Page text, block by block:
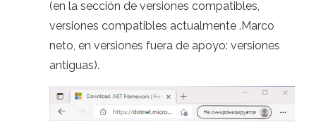
(en la sección de versiones compatibles,
versiones compatibles actualmente .Marco
neto, en versiones fuera de apoyo: versiones
antiguas).